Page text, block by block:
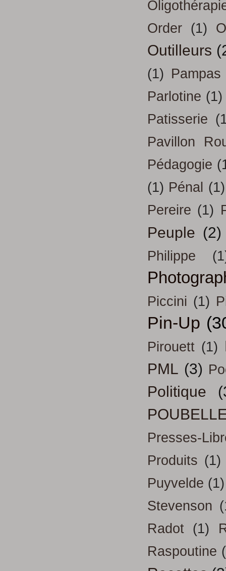
Order (1)
Outilleurs
(1) Pampas
Parlotine (1)
Patisserie
Pavillon
Pédagogie
(1) Pénal (1)
Pereire (1)
Peuple (2)
Philippe
Piccini (1)
Pin-Up
Pirouett (1)
PML (3)
Politique
Presses-
Produits (1)
Puyvelde (1)
Stevenson
Radot (1)
Raspoutine